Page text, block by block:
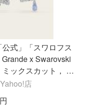
式」「スワロフス
x Swarovski
ックスカット， マ
ジウム・プレーテ
ス
店